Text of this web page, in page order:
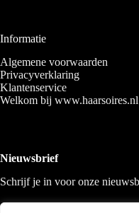
Informatie
Algemene voorwaarden
Privacyverklaring
Klantenservice
Welkom bij www.haarsoires.nl
Nieuwsbrief
Schrijf je in voor onze